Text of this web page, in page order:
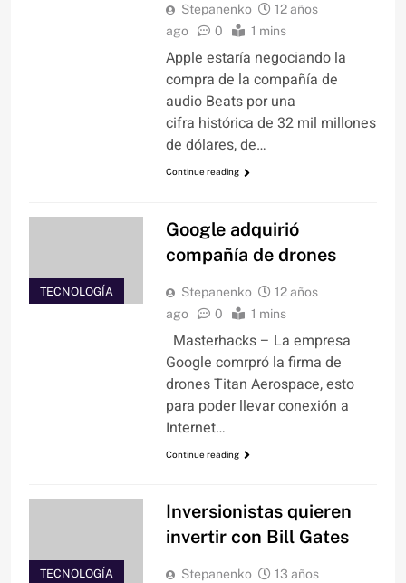
Stepanenko
12 años
ago
0 1 mins
Apple estaría negociando la
compra de la compañía de
audio Beats por una
cifra histórica de 32 mil millones
de dólares, de…
Continue reading
TECNOLOGÍA
Google adquirió
compañía de drones
Stepanenko
12 años
ago
0 1 mins
Masterhacks – La empresa
Google comrpró la firma de
drones Titan Aerospace, esto
para poder llevar conexión a
Internet…
Continue reading
TECNOLOGÍA
Inversionistas quieren
invertir con Bill Gates
Stepanenko
13 años